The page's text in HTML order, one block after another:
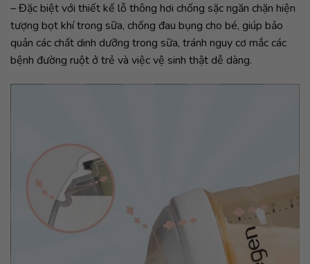
– Đặc biệt với thiết kế lỗ thông hơi chống sặc ngăn chặn hiện
tượng bọt khí trong sữa, chống đau bụng cho bé, giúp bảo
quản các chất dinh dưỡng trong sữa, tránh nguy cơ mắc các
bệnh đường ruột ở trẻ và việc vệ sinh thật dễ dàng.